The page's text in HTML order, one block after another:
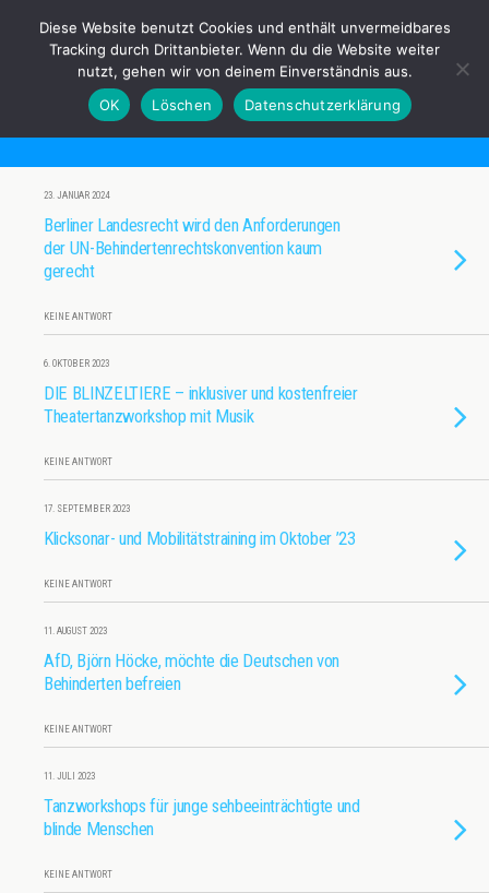
Anderes Sehen e.V.
Tags › Berlin
23. JANUAR 2024
Berliner Landesrecht wird den Anforderungen
der UN-Behindertenrechtskonvention kaum
gerecht
KEINE ANTWORT
6. OKTOBER 2023
DIE BLINZELTIERE – inklusiver und kostenfreier
Theatertanzworkshop mit Musik
KEINE ANTWORT
17. SEPTEMBER 2023
Klicksonar- und Mobilitätstraining im Oktober ’23
KEINE ANTWORT
11. AUGUST 2023
AfD, Björn Höcke, möchte die Deutschen von
Behinderten befreien
KEINE ANTWORT
11. JULI 2023
Tanzworkshops für junge sehbeeinträchtigte und
blinde Menschen
KEINE ANTWORT
Diese Website benutzt Cookies und enthält unvermeidbares
Tracking durch Drittanbieter. Wenn du die Website weiter
nutzt, gehen wir von deinem Einverständnis aus.
OK
Löschen Datenschutzerklärung